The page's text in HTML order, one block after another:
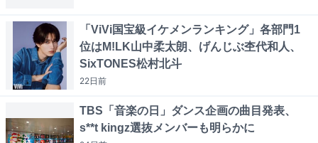
「ViVi国宝級イケメンランキング」各部門1
位はM!LK山中柔太朗、げんじぶ杢代和人、
SixTONES松村北斗
22日前
TBS「音楽の日」ダンス企画の曲目発表、
s**t kingz選抜メンバーも明らかに